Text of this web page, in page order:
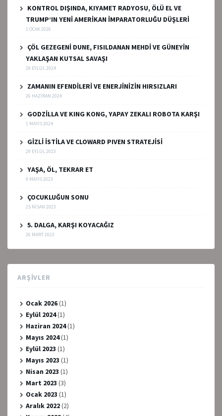
KONTROL DIŞINDA, KIYAMET RADYOSU, ÖLÜ EL VE
TRUMP’IN YENİ AMERİKAN İMPARATORLUĞU DÜŞLERİ
1 OCAK 2026
ÇÖL GEZEGENİ DUNE, FISILDANAN MEHDİ VE GÜNEYİN
YAKLAŞAN KUTSAL SAVAŞI
29 EYLÜL 2024
ZAMANIN EFENDİLERİ VE ENERJİNİZİN HIRSIZLARI
26 HAZIRAN 2024
GODZİLLA VE KING KONG, YAPAY ZEKALI ROBOTA KARŞI
1 MAYIS 2024
GİZLİ İSTİLA VE CLOWARD PIVEN STRATEJİSİ
29 EYLÜL 2023
YAŞA, ÖL, TEKRAR ET
9 MAYIS 2023
ÇOCUKLUĞUN SONU
25 NISAN 2023
5. DALGA, KARŞI KOYACAĞIZ
26 MART 2023
ARŞIVLER
Ocak 2026(1)
Eylül 2024(1)
Haziran 2024(1)
Mayıs 2024(1)
Eylül 2023 (1)
Mayıs 2023 (1)
Nisan 2023 (1)
Mart 2023 (3)
Ocak 2023 (1)
Aralık 2022(2)